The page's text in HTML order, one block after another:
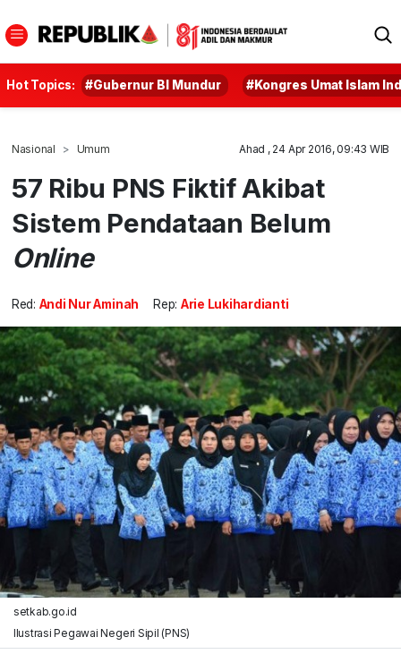
Hot Topics: #Gubernur BI Mundur #Kongres Umat Islam
Nasional Umum Ahad , 24 Apr 2016, 09:43 WIB
57 Ribu PNS Fiktif Akibat
Sistem Pendataan Belum
Online
Red: Andi Nur Aminah Rep: Arie Lukihardianti
setkab.go.id
Ilustrasi Pegawai Negeri Sipil (PNS)